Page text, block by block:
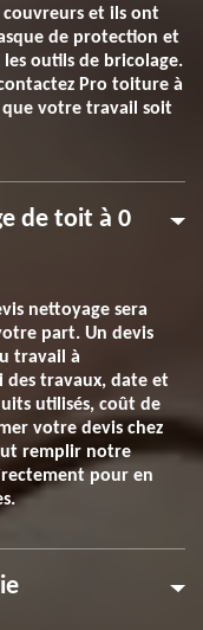
couvreurs et ils ont
de protection et
outils de bricolage.
Pro toiture à
que votre travail soit
de toit à 0
nettoyage sera
part. Un devis
travail à
des travaux, date et
utilisés, coût de
votre devis chez
remplir notre
pour en